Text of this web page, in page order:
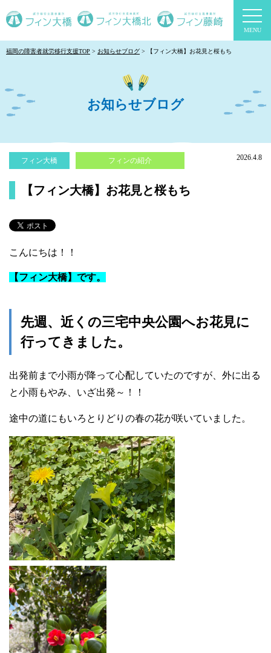
福岡の障害者就労移行支援TOP お知らせブログ 【フィン大橋】お花見と桜もち
お知らせブログ
フィン大橋 フィンの紹介 2026.4.8
【フィン大橋】お花見と桜もち
こんにちは！！
【フィン大橋】です。
先週、近くの三宅中央公園へお花見に
行ってきました。
出発前まで小雨が降って心配していたのですが、外に出る
と小雨もやみ、いざ出発～！！
途中の道にもいろとりどりの春の花が咲いていました。